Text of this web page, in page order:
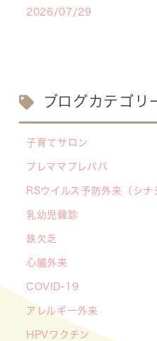
2026/07/29
2026/07/13
【お知らせ】川崎市の
2026/07/07
【デジタル診察券に移
2026/06/16
【メディア・取材】学
そだてまっぷ」に大熊
もの日焼け対策）がアッ
2026/05/19
ブログカテゴリ
子育てサロン
プレママプレパパ
RSウイルス予防外来（シナ
乳幼児健診
鉄欠乏
心臓外来
COVID-19
アレルギー外来
HPVワクチン